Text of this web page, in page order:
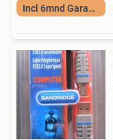
Incl 6mnd Garantie